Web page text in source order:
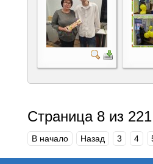
Страница 8 из 221
В начало Назад 3 4